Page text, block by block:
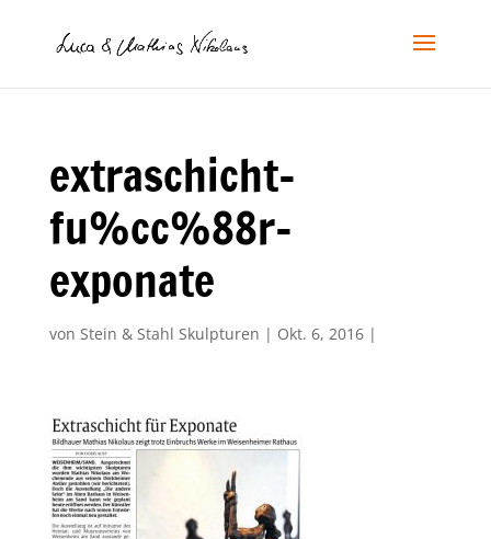
extraschicht-
fu%cc%88r-
exponate
von Stein & Stahl Skulpturen | Okt. 6, 2016|